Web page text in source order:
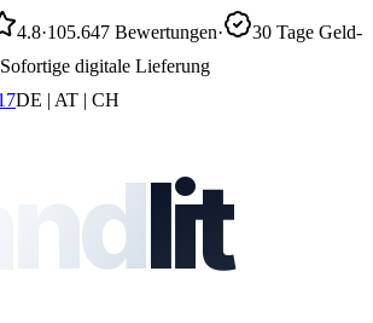
4.8·105.647 Bewertungen·
30 Tage Geld-
Sofortige digitale Lieferung
DE | AT | CH
lit